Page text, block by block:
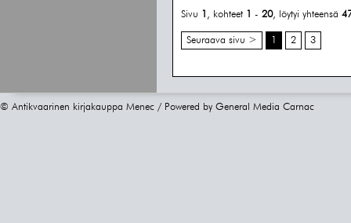
Sivu 1 , kohteet 1 - 20, löytyi yhteensä
Seuraava sivu > 1 2 3
© Antikvaarinen kirjakauppa Menec / Powered by General Media Carnac